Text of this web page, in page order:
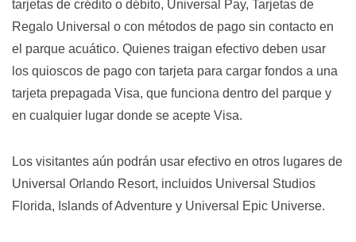
tarjetas de crédito o débito, Universal Pay, Tarjetas de
Regalo Universal o con métodos de pago sin contacto en
el parque acuático. Quienes traigan efectivo deben usar
los quioscos de pago con tarjeta para cargar fondos a una
tarjeta prepagada Visa, que funciona dentro del parque y
en cualquier lugar donde se acepte Visa.
Los visitantes aún podrán usar efectivo en otros lugares de
Universal Orlando Resort, incluidos Universal Studios
Florida, Islands of Adventure y Universal Epic Universe.